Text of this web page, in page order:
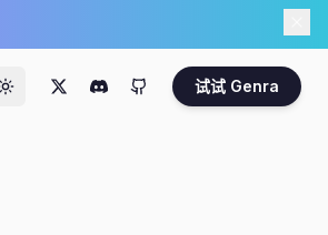
试试 Genra